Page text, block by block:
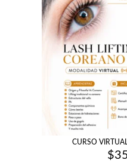
CURSO
$